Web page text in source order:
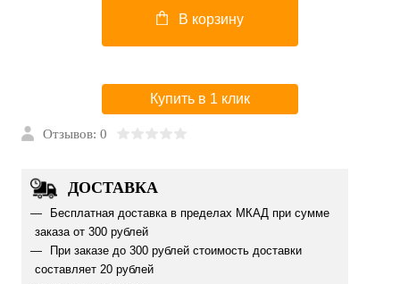
В корзину
Купить в 1 клик
Отзывов: 0
ДОСТАВКА
Бесплатная доставка в пределах МКАД при сумме
заказа от 300 рублей
При заказе до 300 рублей стоимость доставки
составляет 20 рублей